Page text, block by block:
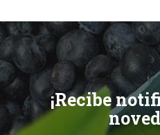
¡Recibe